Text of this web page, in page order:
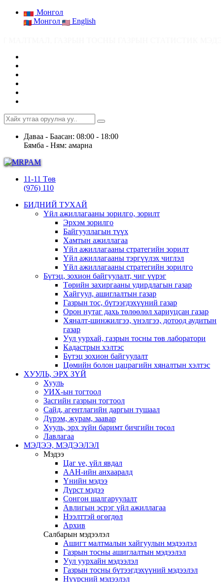
Монгол
Монгол
English
Даваа - Баасан: 08:00 - 18:00
Бямба - Ням: амарна
11-11 Төв
(976) 110
БИДНИЙ ТУХАЙ
Үйл ажиллагааны зорилго, зорилт
Эрхэм зорилго
Байгууллагын түүх
Хамтын ажиллагаа
Үйл ажиллагааны стратегийн зорилт
Үйл ажиллагааны тэргүүлэх чиглэл
Үйл ажиллагааны стратегийн зорилго
Бүтэц, зохион байгуулалт, чиг үүрэг
Төрийн захиргааны удирдлагын газар
Хайгуул, ашиглалтын газар
Газрын тос, бүтээгдэхүүний газар
Орон нутаг дахь төлөөлөл хариуцсан газар
Хяналт-шинжилгээ, үнэлгээ, дотоод аудитын
газар
Уул уурхай, газрын тосны төв лаборатори
Кадастрын хэлтэс
Бүтэц зохион байгуулалт
Цөмийн болон цацрагийн хяналтын хэлтэс
ХУУЛЬ, ЭРХ ЗҮЙ
Хууль
УИХ-ын тогтоол
Засгийн газрын тогтоол
Сайд, агентлагийн даргын тушаал
Дүрэм, журам, заавар
Хууль, эрх зүйн баримт бичгийн төсөл
Лавлагаа
МЭДЭЭ, МЭДЭЭЛЭЛ
Мэдээ
Цаг үе, үйл явдал
ААН-ийн анхааралд
Үнийн мэдээ
Дүрст мэдээ
Сонгон шалгаруулалт
Авлигын эсрэг үйл ажиллагаа
Нээлттэй өгөгдөл
Архив
Салбарын мэдээлэл
Ашигт малтмалын хайгуулын мэдээлэл
Газрын тосны ашиглалтын мэдээлэл
Уул уурхайн мэдээлэл
Газрын тосны бүтээгдэхүүний мэдээлэл
Нүүрсний мэдээлэл